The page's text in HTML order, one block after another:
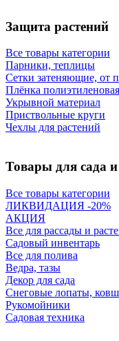
Защита растений
Все товары категории
Парники, теплицы
Сетки затеняющие, от
Плёнка полиэтиленовая
Укрывной материал
Приствольные круги
Чехлы для растений
Товары для сада
Все товары категории
ЛИКВИДАЦИЯ -20%
АКЦИЯ
Все для рассады и
Садовый инвентарь
Все для полива
Ведра, тазы
Декор для сада
Снеговые лопаты,
Рукомойники
Садовая техника